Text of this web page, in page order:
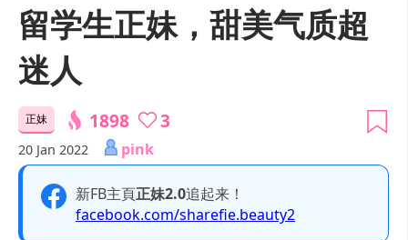
留学生正妹，甜美气质超
迷人
正妹 1898 3
20 Jan 2022 pink
新FB主頁正妹2.0追起来！
facebook.com/sharefie.beauty2